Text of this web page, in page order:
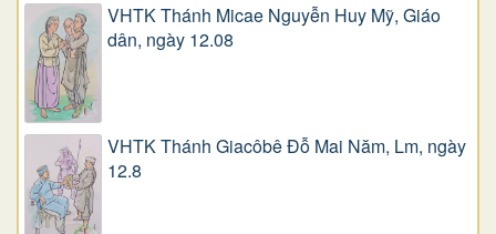
VHTK Thánh Micae Nguyễn Huy Mỹ, Giáo
dân, ngày 12.08
VHTK Thánh Giacôbê Ðỗ Mai Năm, Lm, ngày
12.8